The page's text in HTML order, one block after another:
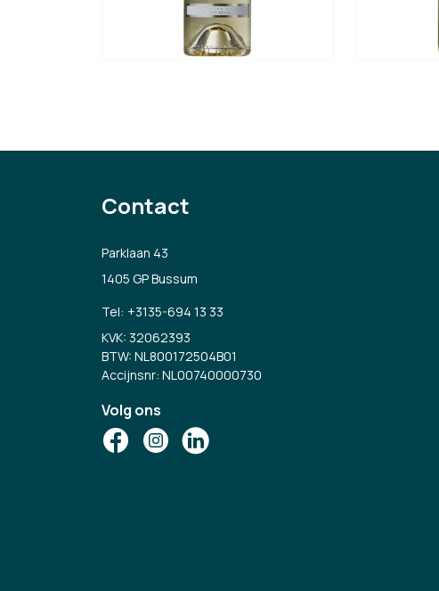
Contact
Parklaan 43
1405 GP Bussum
Tel: +3135-694 13 33
KVK: 32062393
BTW: NL800172504B01
Accijnsnr: NL00740000730
Volg ons